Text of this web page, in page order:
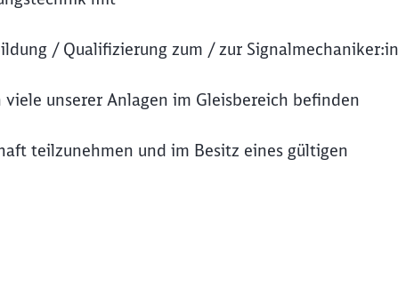
/ Qualifizierung zum / zur Signalmechaniker:in
unserer Anlagen im Gleisbereich befinden
teilzunehmen und im Besitz eines gültigen